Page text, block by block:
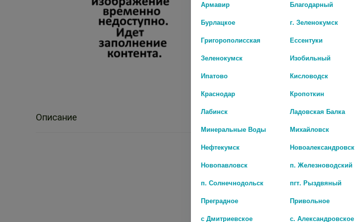
Описание
Армавир Благодарный
Бурлацкое
г. Зеленокумск
Григорополисская
Ессентуки
Зеленокумск
Изобильный
Ипатово
Кисловодск
Краснодар
Кропоткин
Лабинск
Ладовская Балка
Минеральные Воды
Михайловск
Нефтекумск
Новоалександровск
Новопавловск
п. Железноводский
п. Солнечнодольск
пгт. Рыздвяный
Преградное
Привольное
с Дмитриевское
с. Александровское